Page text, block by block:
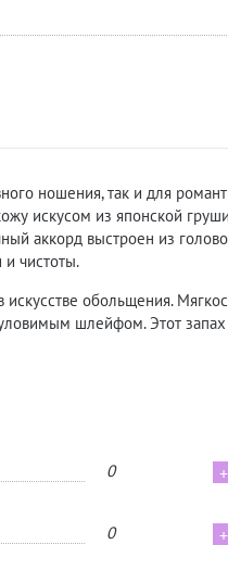
ношения, так и для
искусом из японской
аккорд выстроен из
чистоты.
обольщения.
шлейфом. Этот
0 +
0 +